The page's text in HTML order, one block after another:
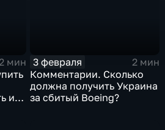
мин
их
3 февраля
2 мин
Комментарии. Сколько
должна получить Украина
за сбитый Boeing?